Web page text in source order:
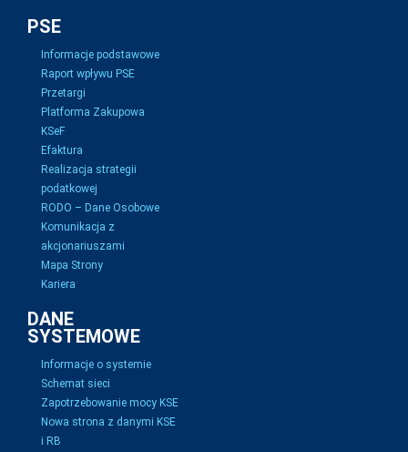
PSE
Informacje podstawowe
Raport wpływu PSE
Przetargi
Platforma Zakupowa
KSeF
Efaktura
Realizacja strategii
podatkowej
RODO – Dane Osobowe
Komunikacja z
akcjonariuszami
Mapa Strony
Kariera
DANE
SYSTEMOWE
Informacje o systemie
Schemat sieci
Zapotrzebowanie mocy KSE
Nowa strona z danymi KSE
i RB